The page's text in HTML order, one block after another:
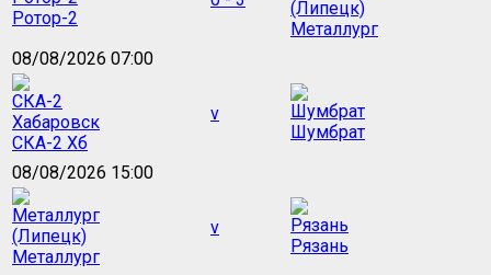
Ротор-2
Металлург
08/08/2026 07:00
СКА-2 Хб
v
Шумбрат
08/08/2026 15:00
Металлург
v
Рязань